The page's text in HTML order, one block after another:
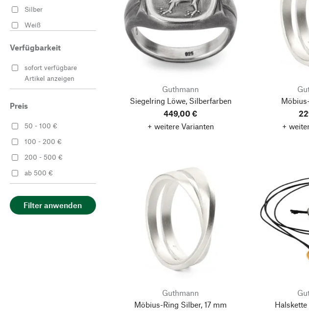
Silber
Weiß
Verfügbarkeit
sofort verfügbare
Artikel anzeigen
Preis
50 - 100 €
100 - 200 €
200 - 500 €
ab 500 €
Filter anwenden
Guthmann
Siegelring Löwe, Silberfarben
449,00 €
+ weitere Varianten
+
Guthmann
Möbius-Ring Silber, 17 mm